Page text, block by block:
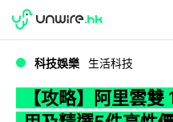
WWDC 2026
科技娛樂 生活科技
【攻略】阿里雲